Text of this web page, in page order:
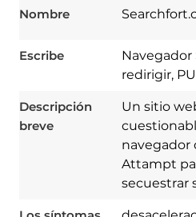
Nombre
Escribe
Navegador
redirigir,
Descripción
breve
Un sitio
navegador
Attampt
secuestrar